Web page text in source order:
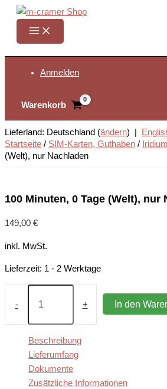
Zum
springen
Anmelden
Warenkorb
Lieferland: Deutschland (ändern) |
Startseite / SIM-Karten, Guthaben / Iridium
(Welt), nur Nachladen
100 Minuten, 0 Tage (Welt), nur
149,00 €
inkl. MwSt.
Lieferzeit: 1 - 2 Werktage
-
Tage
Nachladen
Menge
+ In den
Beschreibung
Lieferumfang
Dokumente
Zusätzliche Informationen